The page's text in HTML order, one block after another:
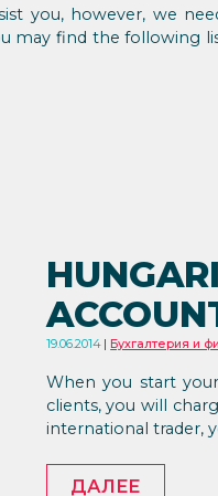
you, however, we
may find the following
19.06.2014 Бухгалтерия и
When you start
clients, you will
international trader,
ДАЛЕЕ